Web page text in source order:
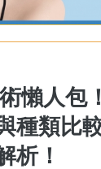
懶人包
種類比
析！